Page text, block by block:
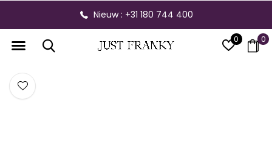
0 0
Nieuw : +31 180 744 400